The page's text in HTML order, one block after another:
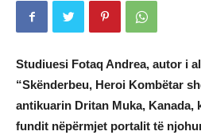
Studiuesi Fotaq Andrea, autor i
“Skënderbeu, Heroi Kombëtar
antikuarin Dritan Muka, Kanada,
fundit nëpërmjet portalit të